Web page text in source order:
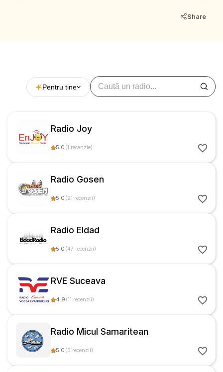
Share
Pentru tine
Radio Joy
5.0 (1 recenzie)
Radio Gosen
5.0 (21 recenzii)
Radio Eldad
5.0 (47 recenzii)
RVE Suceava
4.9 (11 recenzii)
Radio Micul Samaritean
5.0 (3 recenzii)